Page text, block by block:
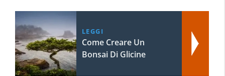
LEGGI
Come Creare Un
Bonsai Di Glicine